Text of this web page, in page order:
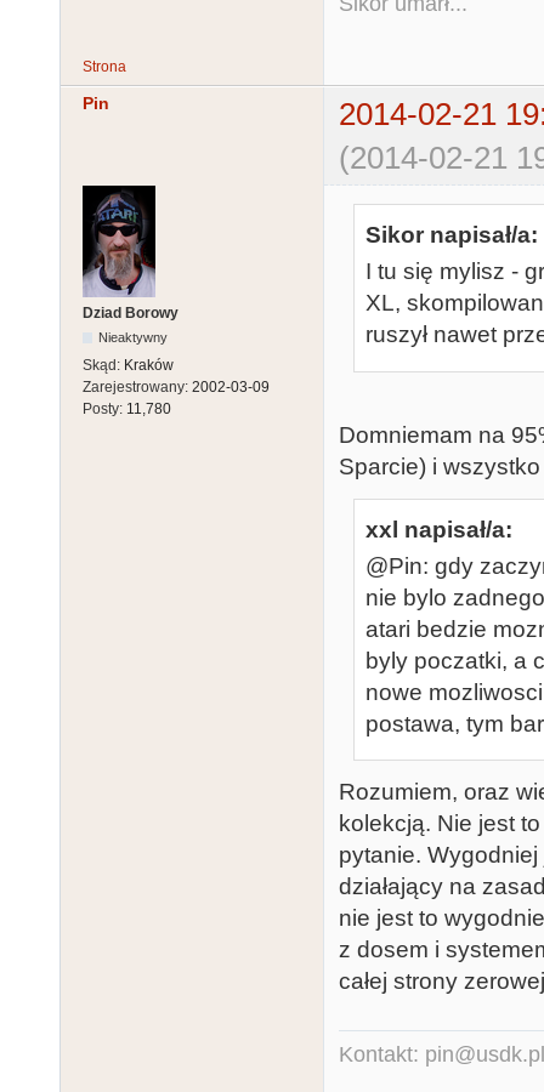
Strona
Pin
2014-02-21
(2014-02-21
Dziad Borowy
Nieaktywny
Skąd: Kraków
Zarejestrowany: 2002-03-09
Posty: 11,780
Sikor napisał/a:
I tu się mylisz -
XL,
ruszył nawet
Domniemam na
Sparcie) i
xxl napisał/a:
@Pin: gdy
nie bylo
atari bedzie
byly poczatki, a
nowe
postawa, tym
Rozumiem, oraz
kolekcją. Nie jest
pytanie.
działający na
nie jest to
z dosem i
całej strony
Kontakt: pin@usdk.pl